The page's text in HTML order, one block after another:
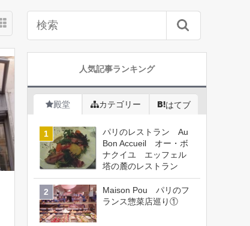
人気記事ランキング
殿堂 カテゴリー はてブ
パリのレストラン Au
Bon Accueil オー・ボ
ナクイユ エッフェル
塔の麓のレストラン
Maison Pou パリのフ
ランス惣菜店巡り①